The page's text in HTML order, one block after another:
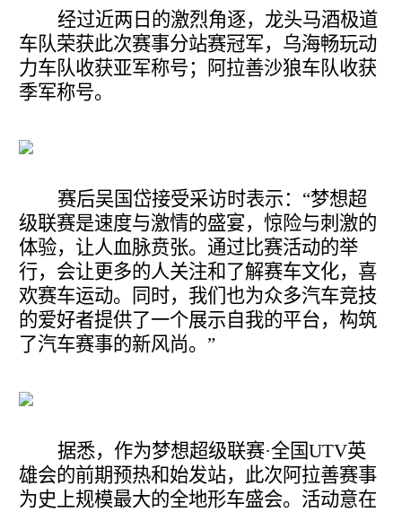
经过近两日的激烈角逐，龙头马酒极道
车队荣获此次赛事分站赛冠军，乌海畅玩动
力车队收获亚军称号；阿拉善沙狼车队收获
季军称号。
赛后吴国岱接受采访时表示：“梦想超
级联赛是速度与激情的盛宴，惊险与刺激的
体验，让人血脉贲张。通过比赛活动的举
行，会让更多的人关注和了解赛车文化，喜
欢赛车运动。同时，我们也为众多汽车竞技
的爱好者提供了一个展示自我的平台，构筑
了汽车赛事的新风尚。”
据悉，作为梦想超级联赛·全国UTV英
雄会的前期预热和始发站，此次阿拉善赛事
为史上规模最大的全地形车盛会。活动意在